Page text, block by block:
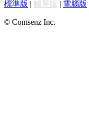
標準版 | 觸屏版 | 電腦版
© Comsenz Inc.